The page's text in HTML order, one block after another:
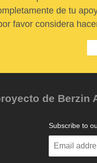
de tu
favor considera
de Berzin
Subscribe to
Enter